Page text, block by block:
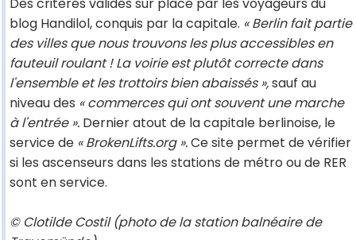
blog Handilol, conquis par la capitale. « Berlin fait partie
des villes que nous trouvons les plus accessibles en
fauteuil roulant ! La voirie est plutôt correcte dans
l'ensemble et les trottoirs bien abaissés »,sauf au
niveau des « commerces qui ont souvent une marche
à l'entrée ». Dernier atout de la capitale berlinoise, le
service de « BrokenLifts.org ».Ce site permet de vérifier
si les ascenseurs dans les stations de métro ou de RER
sont en service.
© Clotilde Costil (photo de la station balnéaire de